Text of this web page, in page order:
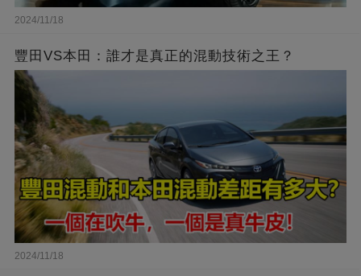
2024/11/18
豐田VS本田：誰才是真正的混動技術之王？
2024/11/18